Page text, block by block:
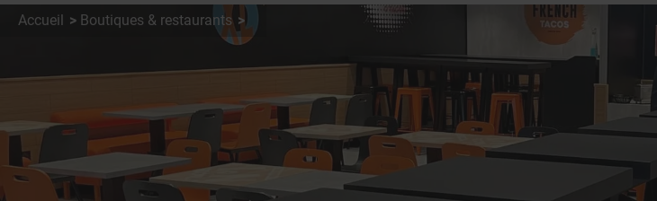
Accueil Boutiques & restaurants